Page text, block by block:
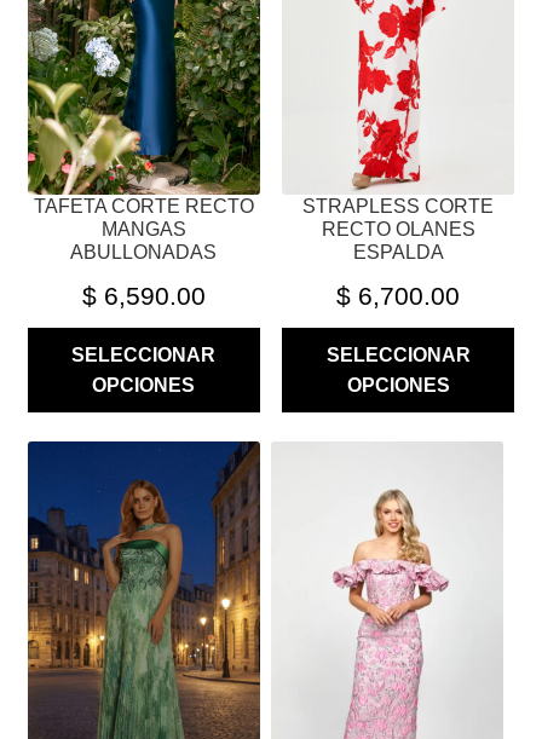
TAFETA CORTE RECTO
MANGAS
ABULLONADAS
$6,590.00
SELECCIONAR
OPCIONES
SE
PUEDEN
ELEGIR
EN
LA
PÁGINA
DE
PRODUCTO
STRAPLESS CORTE
RECTO OLANES
ESPALDA
$ 6,700.00
SELECCIONAR
OPCIONES
PUEDEN
PÁGINA
DE
PRODUCTO
PRODUCTO
TIENE
MÚLTIPLES
VARIANTES.
LAS
OPCIONES
SE
PUEDEN
ELEGIR
MÚLTIPLES
VARIANTES.
OPCIONES
PUEDEN